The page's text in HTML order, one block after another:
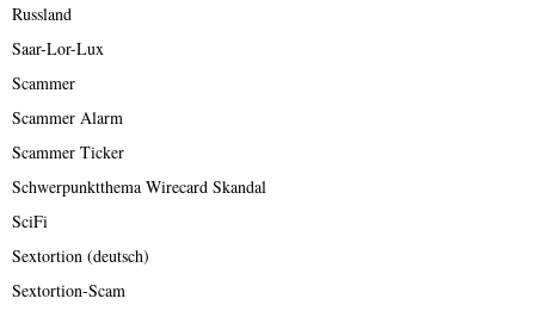
Russland
Saar-Lor-Lux
Scammer
Scammer Alarm
Scammer Ticker
Schwerpunktthema Wirecard Skandal
SciFi
Sextortion (deutsch)
Sextortion-Scam